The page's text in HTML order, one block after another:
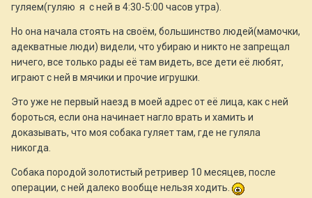
гуляем(гуляю я с ней в 4:30-5:00 часов утра).
Но она начала стоять на своём, большинство людей(мамочки,
адекватные люди) видели, что убираю и никто не запрещал
ничего, все только рады её там видеть, все дети её любят,
играют с ней в мячики и прочие игрушки.
Это уже не первый наезд в моей адрес от её лица, как с ней
бороться, если она начинает нагло врать и хамить и
доказывать, что моя собака гуляет там, где не гуляла
никогда.
Собака породой золотистый ретривер 10 месяцев, после
операции, с ней далеко вообще нельзя ходить.